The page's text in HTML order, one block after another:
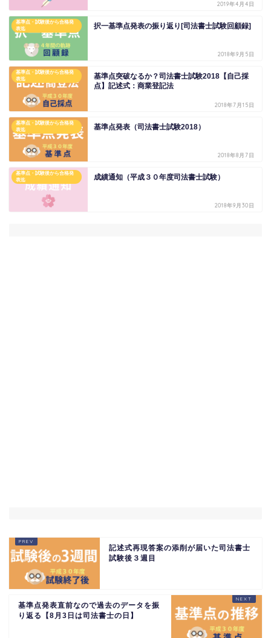
2019年4月4日
基準点・試験後から合格発
表迄
択一基準点発表の振り返り[司法書士試験回顧録]
2018年9月5日
基準点・試験後から合格発
表迄
基準点突破なるか？司法書士試験2018【自己採
点】記述式：商業登記法
2018年7月15日
基準点・試験後から合格発
表迄
基準点発表（司法書士試験2018）
2018年8月7日
基準点・試験後から合格発
表迄
成績通知（平成３０年度司法書士試験）
2018年9月30日
記述式再現答案の添削が届いた司法書士
試験後３週目
基準点発表直前なので過去のデータを振
り返る【8月3日は司法書士の日】